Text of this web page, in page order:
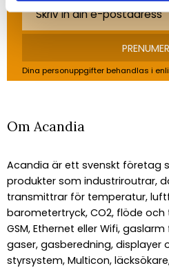
Dina personuppgifter behandlas i
Om Acandia
Acandia är ett svenskt företag
produkter som industriroutrar,
transmittrar för temperatur,
barometertryck, CO2, flöde
GSM, Ethernet eller Wifi,
gaser, gasberedning, displayer
styrsystem, Multicon,